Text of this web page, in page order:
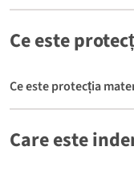
Ce este
Ce este protecția
Care este